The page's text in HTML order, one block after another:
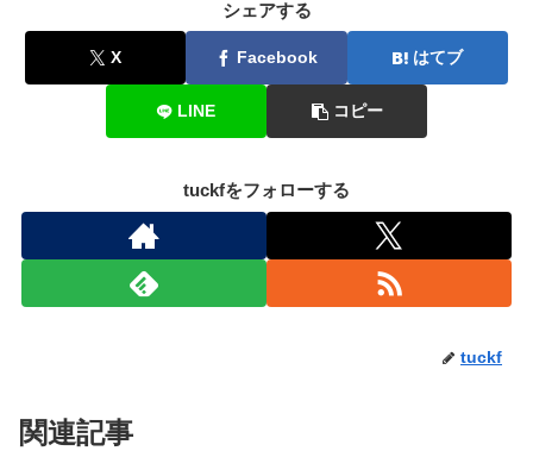
シェアする
X Facebook はてブ
LINE コピー
tuckfをフォローする
tuckf
関連記事